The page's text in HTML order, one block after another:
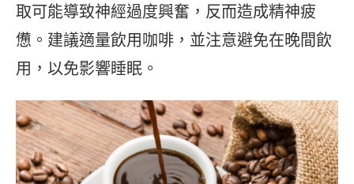
取可能導致神經過度興奮，反而造成精神疲
憊。建議適量飲用咖啡，並注意避免在晚間飲
用，以免影響睡眠。